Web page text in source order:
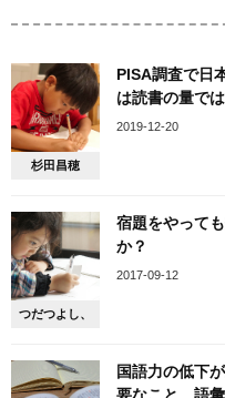
杉田昌穂
PISA調査で日
は読書の量で
2019-12-20
つだつよし、
宿題をやって
か？
2017-09-12
国語力の低下